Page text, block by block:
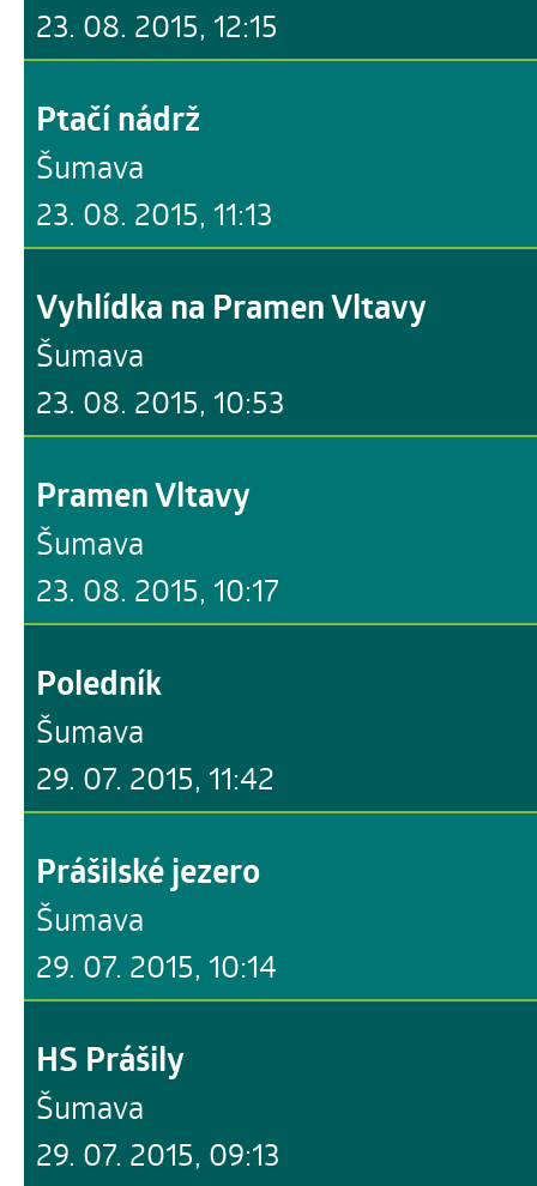
23. 08. 2015, 12:15
23. 08. 2015, 11:13
Ptačí nádrž
Šumava
23. 08. 2015, 10:53
Vyhlídka na Pramen Vltavy
Šumava
23. 08. 2015, 10:17
Pramen Vltavy
Šumava
29. 07. 2015, 11:42
Poledník
Šumava
29. 07. 2015, 10:14
Prášilské jezero
Šumava
29. 07. 2015, 09:13
HS Prášily
Šumava